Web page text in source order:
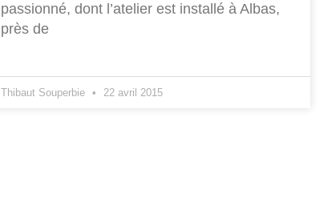
passionné, dont l’atelier est installé à Albas,
près de
Thibaut Souperbie 22 avril 2015